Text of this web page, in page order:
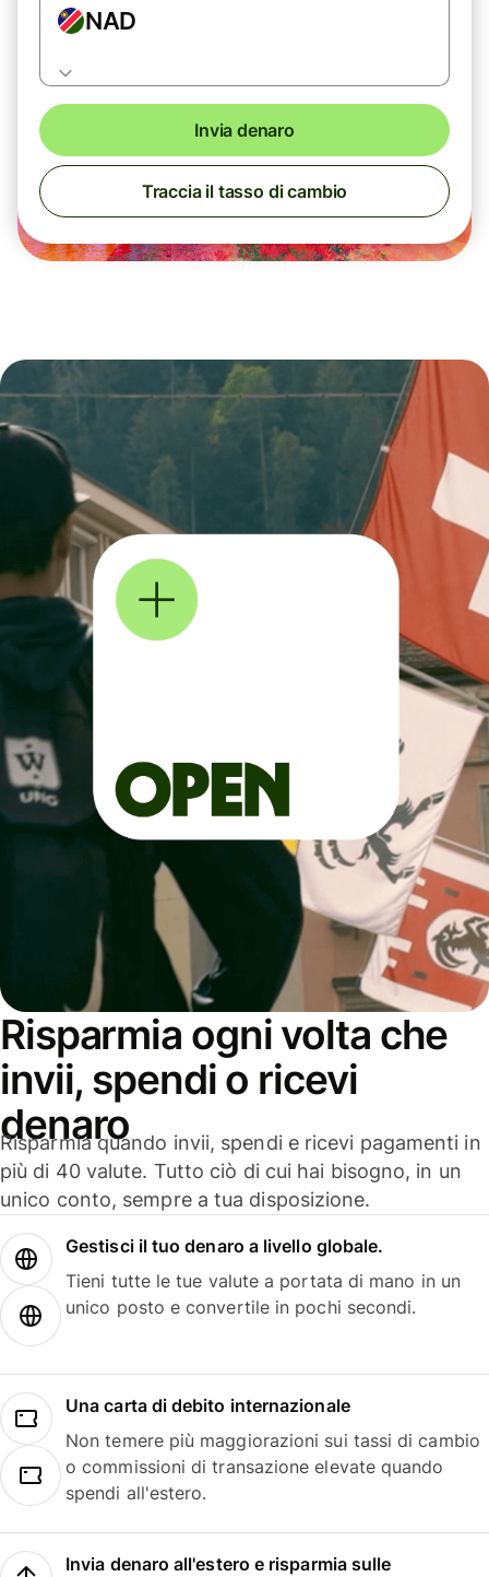
NAD
Invia denaro
Traccia il tasso di cambio
Risparmia ogni volta che
invii, spendi o ricevi
denaro
Risparmia quando invii, spendi e ricevi pagamenti in
più di 40 valute. Tutto ciò di cui hai bisogno, in un
unico conto, sempre a tua disposizione.
Gestisci il tuo denaro a livello globale.
Tieni tutte le tue valute a portata di mano in un
unico posto e convertile in pochi secondi.
Una carta di debito internazionale
Non temere più maggiorazioni sui tassi di cambio
o commissioni di transazione elevate quando
spendi all'estero.
Invia denaro all'estero e risparmia sulle